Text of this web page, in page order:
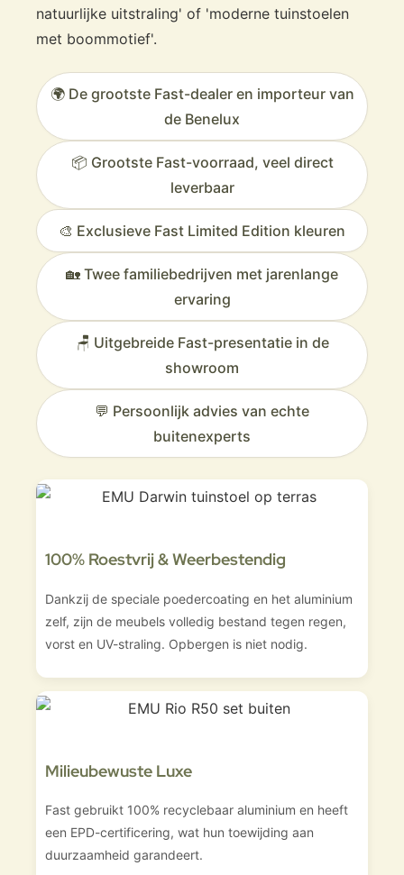
natuurlijke uitstraling' of 'moderne tuinstoelen
met boommotief'.
🌍 De grootste Fast-dealer en importeur van
de Benelux
📦 Grootste Fast-voorraad, veel direct
leverbaar
🎨 Exclusieve Fast Limited Edition kleuren
🏡 Twee familiebedrijven met jarenlange
ervaring
🪑 Uitgebreide Fast-presentatie in de
showroom
💬 Persoonlijk advies van echte
buitenexperts
100% Roestvrij & Weerbestendig
Dankzij de speciale poedercoating en het aluminium
zelf, zijn de meubels volledig bestand tegen regen,
vorst en UV-straling. Opbergen is niet nodig.
Milieubewuste Luxe
Fast gebruikt 100% recyclebaar aluminium en heeft
een EPD-certificering, wat hun toewijding aan
duurzaamheid garandeert.